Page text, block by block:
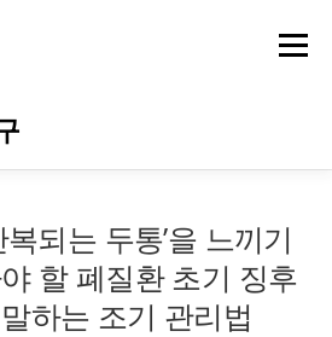
메뉴
되는 두통’을 느끼기
할 폐질환 초기 징후
하는 조기 관리법